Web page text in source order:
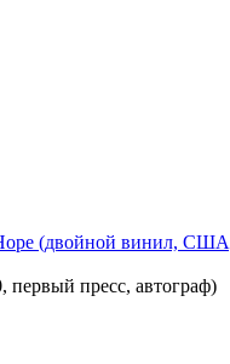
(двойной винил, США,
пресс, автограф)